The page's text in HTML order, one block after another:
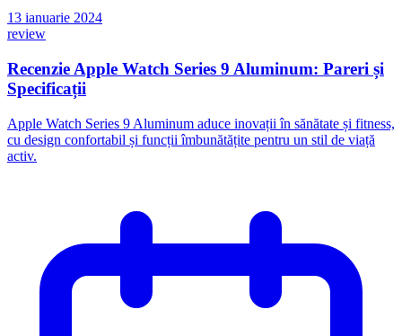
13 ianuarie 2024
review
Recenzie Apple Watch Series 9 Aluminum: Pareri și
Specificații
Apple Watch Series 9 Aluminum aduce inovații în sănătate și fitness,
cu design confortabil și funcții îmbunătățite pentru un stil de viață
activ.